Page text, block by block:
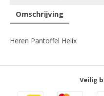
Omschrijving
Heren Pantoffel Helix
Veilig